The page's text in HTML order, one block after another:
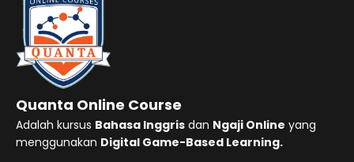
Quanta Online Course
Adalah kursus Bahasa Inggris dan Ngaji Online yang
menggunakan Digital Game-Based Learning.